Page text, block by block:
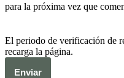
para la próxima vez que
El periodo de verificación de
recarga la página.